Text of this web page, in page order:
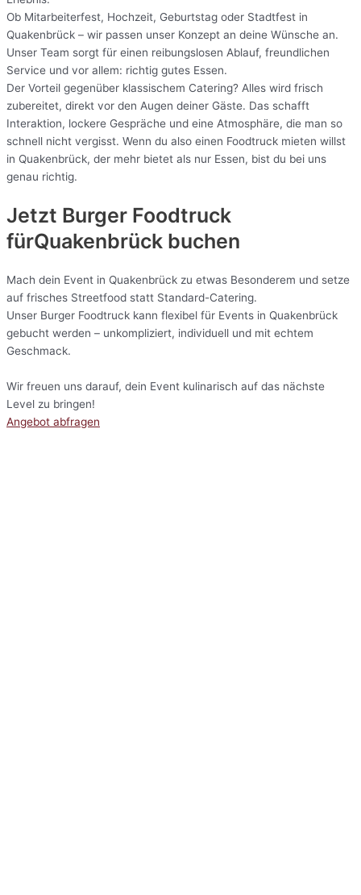
Ob Mitarbeiterfest, Hochzeit, Geburtstag oder Stadtfest in
Quakenbrück – wir passen unser Konzept an deine Wünsche an.
Unser Team sorgt für einen reibungslosen Ablauf, freundlichen
Service und vor allem: richtig gutes Essen.
Der Vorteil gegenüber klassischem Catering? Alles wird frisch
zubereitet, direkt vor den Augen deiner Gäste. Das schafft
Interaktion, lockere Gespräche und eine Atmosphäre, die man so
schnell nicht vergisst. Wenn du also einen Foodtruck mieten willst
in Quakenbrück, der mehr bietet als nur Essen, bist du bei uns
genau richtig.
Jetzt Burger Foodtruck
fürQuakenbrück buchen
Mach dein Event in Quakenbrück zu etwas Besonderem und setze
auf frisches Streetfood statt Standard-Catering.
Unser Burger Foodtruck kann flexibel für Events in Quakenbrück
gebucht werden – unkompliziert, individuell und mit echtem
Geschmack.
Wir freuen uns darauf, dein Event kulinarisch auf das nächste
Level zu bringen!
Angebot abfragen